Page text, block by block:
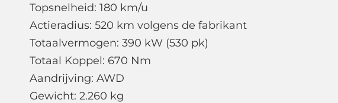
Topsnelheid: 180 km/u
Actieradius: 520 km volgens de fabrikant
Totaalvermogen: 390 kW (530 pk)
Totaal Koppel: 670 Nm
Aandrijving: AWD
Gewicht: 2.260 kg